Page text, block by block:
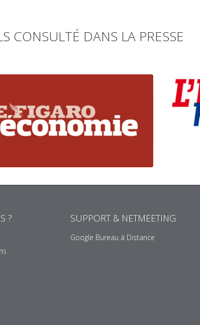
CONSULTÉ DANS LA PRESSE
? SUPPORT & NETMEETING
Google Bureau à Distance